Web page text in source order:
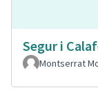
Segur i
Montserrat